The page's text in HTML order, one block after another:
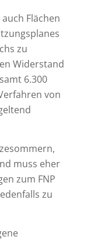
Flächen
zu
Widerstand
6.300
von
muss eher
zum FNP
zu